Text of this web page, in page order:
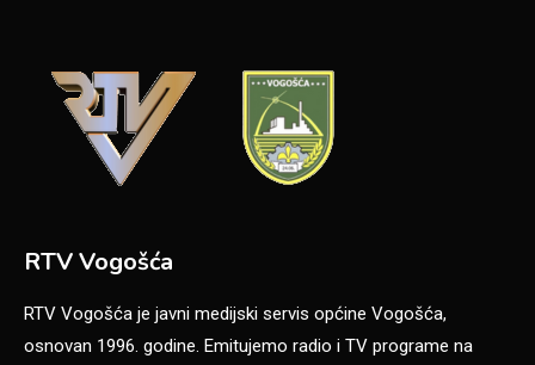
RTV Vogošća
RTV Vogošća je javni medijski servis općine Vogošća,
osnovan 1996. godine. Emitujemo radio i TV programe na